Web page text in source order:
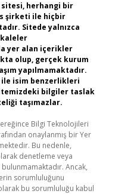
herhangi bir
şirketi ile hiçbir
Sitede yalnızca
yer alan içerikler
olup, gerçek kurum
yapılmamaktadır.
ile isim benzerlikleri
bilgiler taslak
taşımazlar.
Bilgi Teknolojileri
onaylanmış bir Yer
Bu nedenle,
denetleme veya
Ancak,
sorumluluğunu
bu sorumluluğu kabul